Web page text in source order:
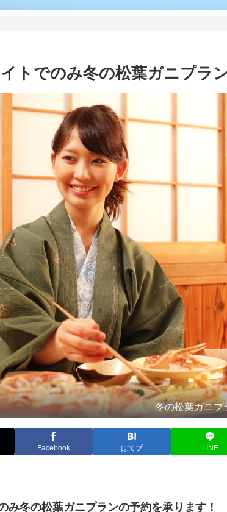
トでのみ冬の松葉ガニプラ
冬の松葉ガニプ
Facebook はてブ LINE
み冬の松葉ガニプランの予約を承ります！